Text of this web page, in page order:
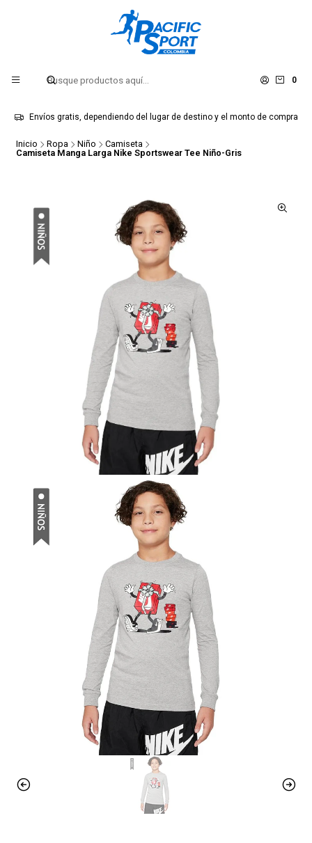
0
Envíos gratis, dependiendo del lugar de destino y el monto de compra
Inicio Ropa Niño
Camiseta
Camiseta Manga Larga Nike Sportswear Tee Niño-Gris